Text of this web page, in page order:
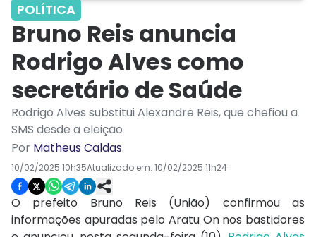
POLÍTICA
Bruno Reis anuncia
Rodrigo Alves como
secretário de Saúde
Rodrigo Alves substitui Alexandre Reis, que chefiou a
SMS desde a eleição
Por Matheus Caldas.
10/02/2025 10h35Atualizado em: 10/02/2025 11h24
O prefeito Bruno Reis (União) confirmou as
informações apuradas pelo Aratu On nos bastidores